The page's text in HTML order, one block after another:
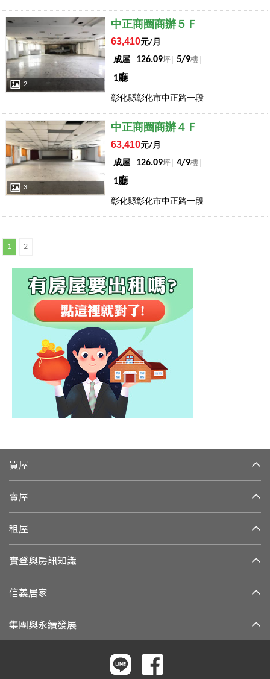
店長推薦
2
中正商圈商辦５Ｆ
63,410元/月
成屋
126.09坪 5/9樓
1廳
彰化縣彰化市中正路一段
店長推薦
3
中正商圈商辦４Ｆ
63,410元/月
成屋
126.09坪 4/9樓
1廳
彰化縣彰化市中正路一段
1 2
買屋
賣屋
租屋
實登與房訊知識
信義居家
集團與永續發展